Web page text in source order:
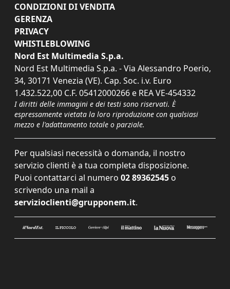
CONDIZIONI DI VENDITA
GERENZA
PRIVACY
WHISTLEBLOWING
Nord Est Multimedia S.p.a.
Nord Est Multimedia S.p.a. - Via Alessandro Poerio,
34, 30171 Venezia (VE). Cap. Soc. i.v. Euro
1.432.522,00 C.F. 05412000266 e REA VE-454332
I diritti delle immagini e dei testi sono riservati. È
espressamente vietata la loro riproduzione con qualsiasi
mezzo e l'adattamento totale o parziale.
Per qualsiasi necessità o domanda, il nostro
servizio clienti è a tua completa disposizione.
Puoi contattarci al numero 02 89362545 o
scrivendo una mail a
servizioclienti@grupponem.it.